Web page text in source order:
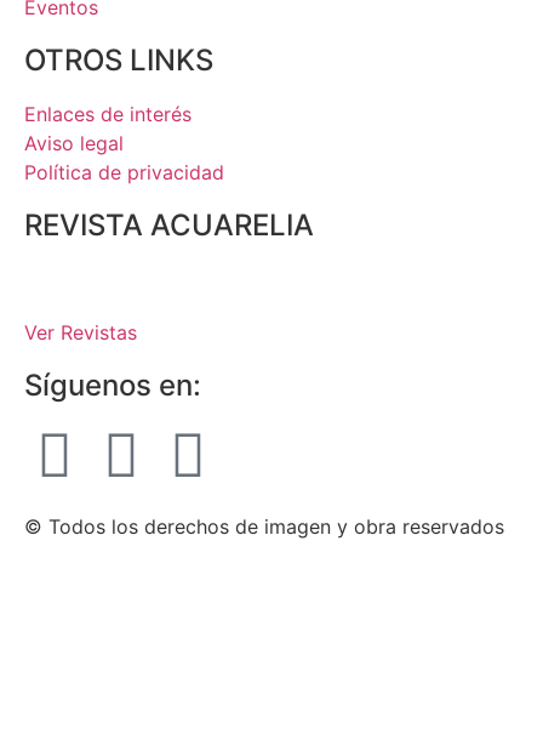
Eventos
OTROS LINKS
Enlaces de interés
Aviso legal
Política de privacidad
REVISTA ACUARELIA
Ver Revistas
Síguenos en:
© Todos los derechos de imagen y obra reservados